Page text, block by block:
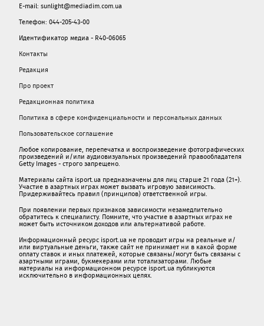
E-mail: sunlight@mediadim.com.ua
Телефон: 044-205-43-00
Идентификатор медиа - R40-06065
Контакты
Редакция
Про проект
Редакционная политика
Политика в сфере конфиденциальности и персональных данных
Пользовательское соглашение
Любое копирование, перепечатка и воспроизведение фотографических
произведений и/или аудиовизуальных произведений правообладателя
Getty Images - строго запрещено.
Материалы сайта isport.ua предназначены для лиц старше 21 года (21+).
Участие в азартных играх может вызвать игровую зависимость.
Придерживайтесь правил (принципов) ответственной игры.
При появлении первых признаков зависимости незамедлительно
обратитесь к специалисту. Помните, что участие в азартных играх не
может быть источником доходов или альтернативой работе.
Информационный ресурс isport.ua не проводит игры на реальные и/
или виртуальные деньги, также сайт не принимает ни в какой форме
oплaту ставок и иных платежей, которые связаны/могут быть связаны c
азартными игрaми, букмекерами или тотализаторами. Любые
материалы на информационном ресурсе isport.ua публикуютcя
исключительно в информационных целях.